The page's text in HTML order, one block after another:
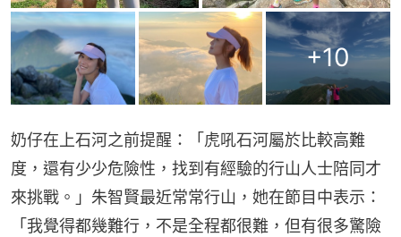
+10
奶仔在上石河之前提醒：「虎吼石河屬於比較高難
度，還有少少危險性，找到有經驗的行山人士陪同才
來挑戰。」朱智賢最近常常行山，她在節目中表示：
「我覺得都幾難行，不是全程都很難，但有很多驚險